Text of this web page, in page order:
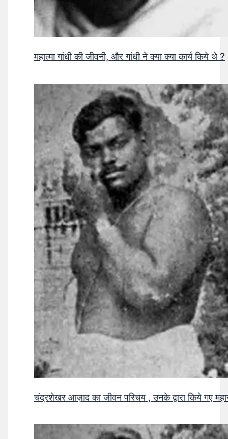
महात्मा गांधी की जीवनी, और गांधी ने क्या क्या कार्य किये थे ?
चंद्रशेखर आज़ाद का जीवन परिचय , उनके द्वारा किये गए